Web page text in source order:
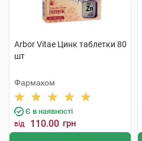
Arbor Vitae Цинк таблетки 80
шт
Фармаком
Є в наявності
від 110.00 грн